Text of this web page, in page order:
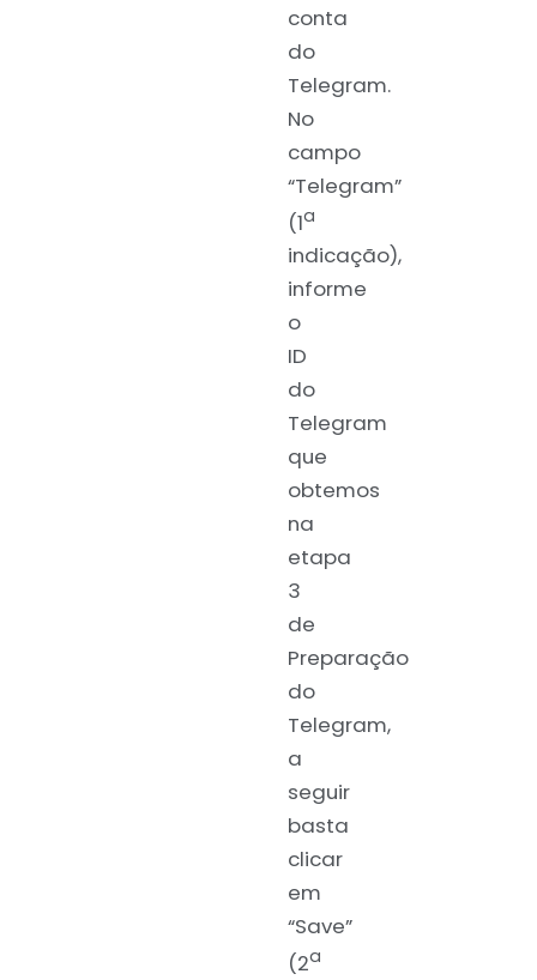
conta
do
Telegram.
No
campo
“Telegram”
(1a
indicação),
informe
o
ID
do
Telegram
que
obtemos
na
etapa
3
de
Preparação
do
Telegram,
a
seguir
basta
clicar
em
“Save”
(2a